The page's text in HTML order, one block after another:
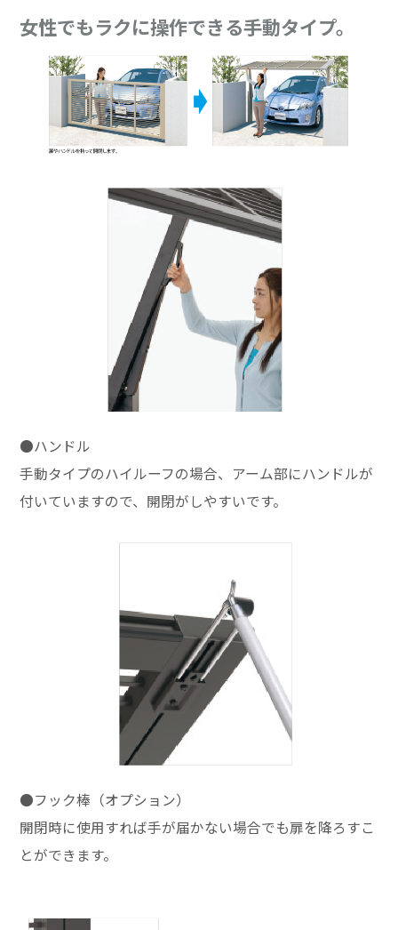
女性でもラクに操作できる手動タイプ。
●ハンドル
手動タイプのハイルーフの場合、アーム部にハンドルが
付いていますので、開閉がしやすいです。
●フック棒（オプション）
開閉時に使用すれば手が届かない場合でも扉を降ろすこ
とができます。